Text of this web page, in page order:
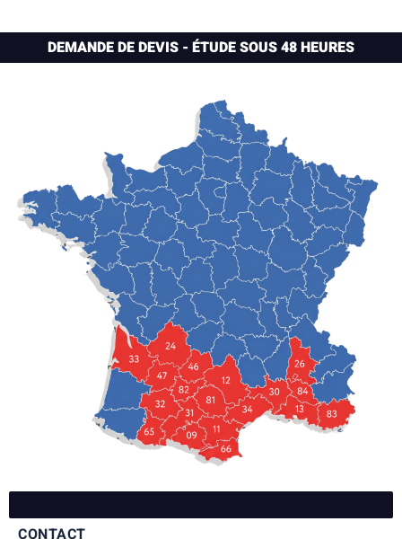
DEMANDE DE DEVIS - ÉTUDE SOUS 48 HEURES
CONTACT